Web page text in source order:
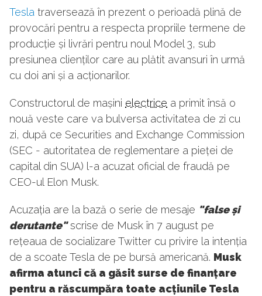
Tesla traversează în prezent o perioadă plină de
provocări pentru a respecta propriile termene de
producție și livrări pentru noul Model 3, sub
presiunea clienților care au plătit avansuri în urmă
cu doi ani și a acționarilor.
Constructorul de mașini electrice a primit însă o
nouă veste care va bulversa activitatea de zi cu
zi, după ce Securities and Exchange Commission
(SEC - autoritatea de reglementare a pieței de
capital din SUA) l-a acuzat oficial de fraudă pe
CEO-ul Elon Musk.
Acuzația are la bază o serie de mesaje "false și
derutante"scrise de Musk în 7 august pe
rețeaua de socializare Twitter cu privire la intenția
de a scoate Tesla de pe bursă americană. Musk
afirma atunci că a găsit surse de finanțare
pentru a răscumpăra toate acțiunile Tesla